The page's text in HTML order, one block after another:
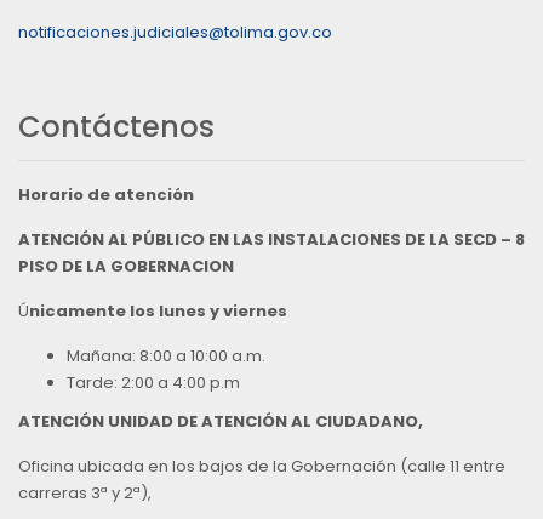
notificaciones.judiciales@tolima.gov.co
Contáctenos
Horario de atención
ATENCIÓN AL PÚBLICO EN LAS INSTALACIONES DE LA SECD – 8
PISO DE LA GOBERNACION
Únicamente los lunes y viernes
Mañana: 8:00 a 10:00 a.m.
Tarde: 2:00 a 4:00 p.m
ATENCIÓN UNIDAD DE ATENCIÓN AL CIUDADANO,
Oficina ubicada en los bajos de la Gobernación (calle 11 entre
carreras 3ª y 2ª),